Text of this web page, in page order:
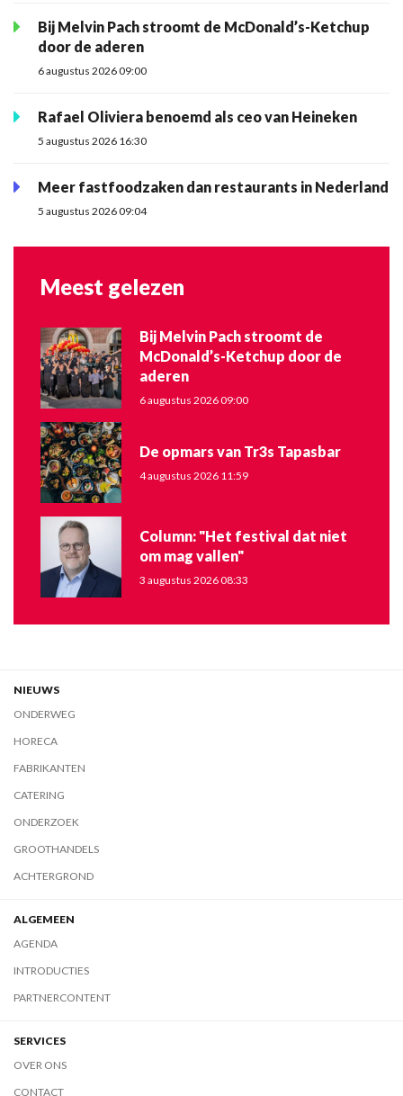
Bij Melvin Pach stroomt de McDonald’s-Ketchup
door de aderen
6 augustus 2026 09:00
Rafael Oliviera benoemd als ceo van Heineken
5 augustus 2026 16:30
Meer fastfoodzaken dan restaurants in Nederland
5 augustus 2026 09:04
Meest gelezen
Bij Melvin Pach stroomt de
McDonald’s-Ketchup door de
aderen
6 augustus 2026 09:00
De opmars van Tr3s Tapasbar
4 augustus 2026 11:59
Column: "Het festival dat niet
om mag vallen"
3 augustus 2026 08:33
NIEUWS
ONDERWEG
HORECA
FABRIKANTEN
CATERING
ONDERZOEK
GROOTHANDELS
ACHTERGROND
ALGEMEEN
AGENDA
INTRODUCTIES
PARTNERCONTENT
SERVICES
OVER ONS
CONTACT